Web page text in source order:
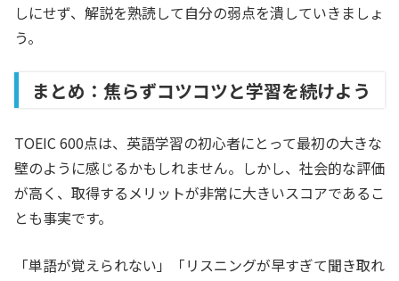
しにせず、解説を熟読して自分の弱点を潰していきましょ
う。
まとめ：焦らずコツコツと学習を続けよう
TOEIC 600点は、英語学習の初心者にとって最初の大きな
壁のように感じるかもしれません。しかし、社会的な評価
が高く、取得するメリットが非常に大きいスコアであるこ
とも事実です。
「単語が覚えられない」「リスニングが早すぎて聞き取れ